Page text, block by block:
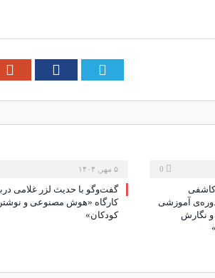
Twitter
Facebook
آموزشی
و نگارش
۵ مهر, ۱۴۰۴
گفت‌وگو با حدیث لزر غلامی
کارگاه «هوش مصنوعی و
کودکان»